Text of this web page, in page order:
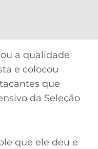
a qualidade
e colocou
que
da Seleção
que ele deu e